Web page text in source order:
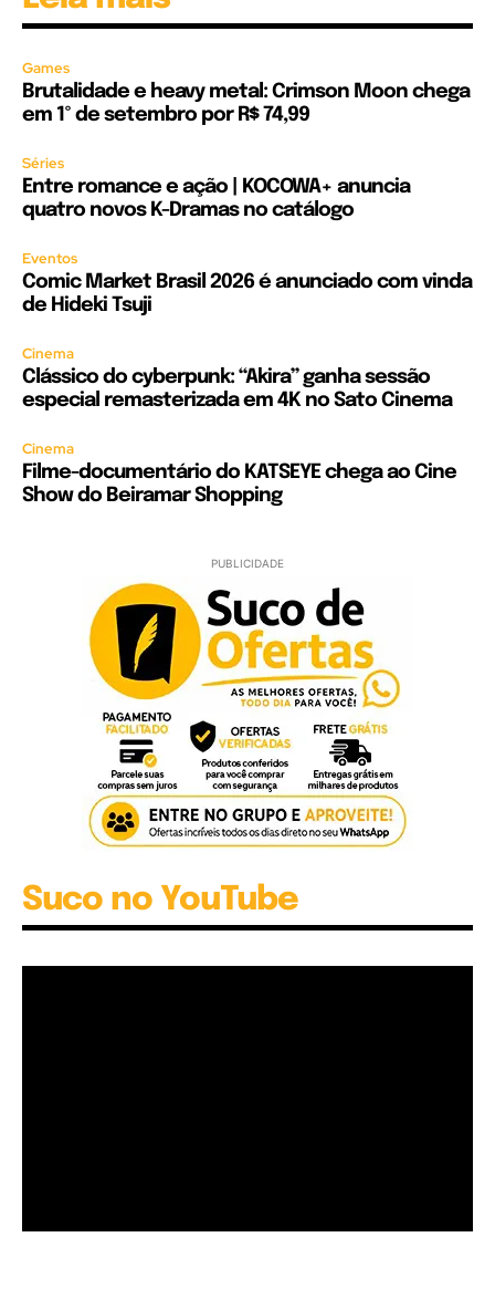
Games
Brutalidade e heavy metal: Crimson Moon chega
em 1º de setembro por R$ 74,99
Séries
Entre romance e ação | KOCOWA+ anuncia
quatro novos K-Dramas no catálogo
Eventos
Comic Market Brasil 2026 é anunciado com vinda
de Hideki Tsuji
Cinema
Clássico do cyberpunk: “Akira” ganha sessão
especial remasterizada em 4K no Sato Cinema
Cinema
Filme-documentário do KATSEYE chega ao Cine
Show do Beiramar Shopping
PUBLICIDADE
Suco no YouTube